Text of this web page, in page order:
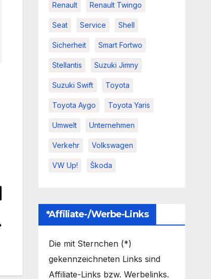
Renault Renault Twingo
Seat Service Shell
Sicherheit Smart Fortwo
Stellantis Suzuki Jimny
Suzuki Swift Toyota
Toyota Aygo Toyota Yaris
Umwelt Unternehmen
Verkehr Volkswagen
VW Up! Škoda
*Affiliate-/Werbe-Links
Die mit Sternchen (*)
gekennzeichneten Links sind
Affiliate-Links bzw. Werbelinks.